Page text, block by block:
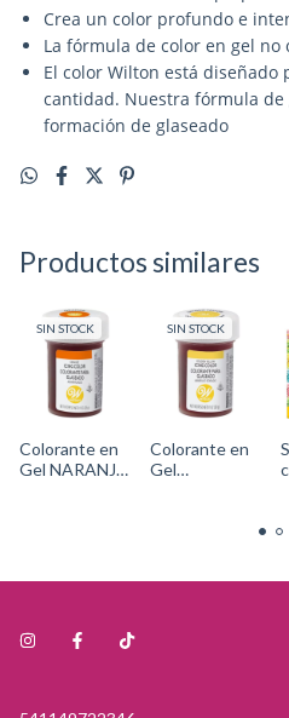
Crea un color profundo e
La fórmula de color en gel
El color Wilton está
cantidad. Nuestra fórmula
formación de glaseado
Productos similares
SIN STOCK
Colorante en
Gel NARANJA
SIN STOCK
Colorante en
Gel
-